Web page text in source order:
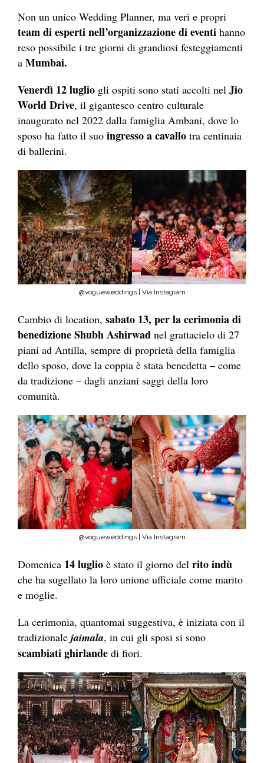
Non un unico Wedding Planner, ma veri e propri
team di esperti nell’organizzazione di eventi hanno
reso possibile i tre giorni di grandiosi festeggiamenti
a Mumbai.
Venerdì 12 luglio gli ospiti sono stati accolti nel Jio
World Drive, il gigantesco centro culturale
inaugurato nel 2022 dalla famiglia Ambani, dove lo
sposo ha fatto il suo ingresso a cavallo tra centinaia
di ballerini.
@vogueweddings | Via Instagram
Cambio di location, sabato 13, per la cerimonia di
benedizione Shubh Ashirwad nel grattacielo di 27
piani ad Antilla, sempre di proprietà della famiglia
dello sposo, dove la coppia è stata benedetta – come
da tradizione – dagli anziani saggi della loro
comunità.
@vogueweddings | Via Instagram
Domenica 14 luglio è stato il giorno del rito indù
che ha sugellato la loro unione ufficiale come marito
e moglie.
La cerimonia, quantomai suggestiva, è iniziata con il
tradizionale jaimala, in cui gli sposi si sono
scambiati ghirlande di fiori.